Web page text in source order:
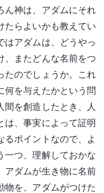
ん神は、アダムにそれ
たらよいかも教えてい
はアダムは、どうやっ
、またどんな名前をつ
たのでしょうか。これ
何を与えたかという問
間を創造したとき、人
は、事実によって証明
るポイントなので、よ
一つ、理解しておかな
アダムが生き物に名前
物を、アダムがつけた